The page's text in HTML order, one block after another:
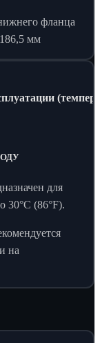
фланца
мм
для
30°C (86°F).
на